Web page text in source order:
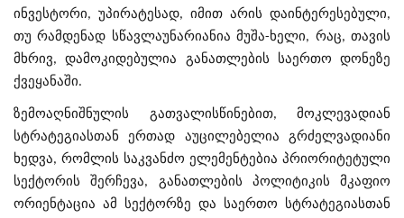
ინვესტორი, უპირატესად, იმით არის დაინტერესებული,
თუ რამდენად სწავლაუნარიანია მუშა-ხელი, რაც, თავის
მხრივ, დამოკიდებულია განათლების საერთო დონეზე
ქვეყანაში.
ზემოაღნიშნულის გათვალისწინებით, მოკლევადიან
სტრატეგიასთან ერთად აუცილებელია გრძელვადიანი
ხედვა, რომლის საკვანძო ელემენტებია პრიორიტეტული
სექტორის შერჩევა, განათლების პოლიტიკის მკაფიო
ორიენტაცია ამ სექტორზე და საერთო სტრატეგიასთან